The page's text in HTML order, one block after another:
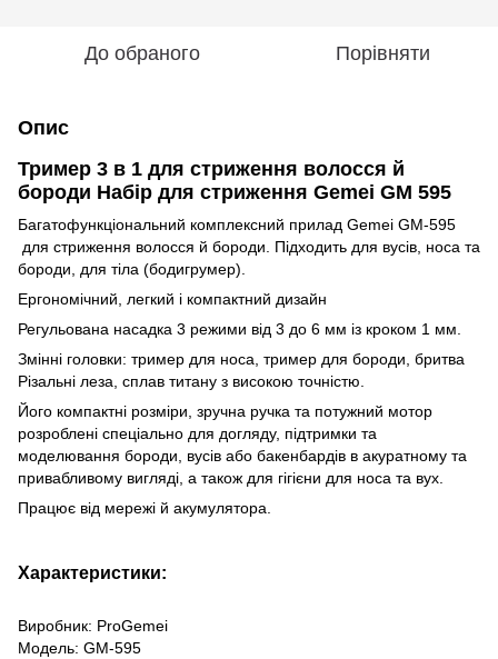
До обраного Порівняти
Опис
Тример 3 в 1 для стриження волосся й
бороди Набір для стриження Gemei GM 595
Багатофункціональний комплексний прилад Gemei GM-595
для стриження волосся й бороди. Підходить для вусів, носа та
бороди, для тіла (бодигрумер).
Ергономічний, легкий і компактний дизайн
Регульована насадка 3 режими від 3 до 6 мм із кроком 1 мм.
Змінні головки: тример для носа, тример для бороди, бритва
Різальні леза, сплав титану з високою точністю.
Його компактні розміри, зручна ручка та потужний мотор
розроблені спеціально для догляду, підтримки та
моделювання бороди, вусів або бакенбардів в акуратному та
привабливому вигляді, а також для гігієни для носа та вух.
Працює від мережі й акумулятора.
Характеристики:
Виробник: ProGemei
Модель: GM-595